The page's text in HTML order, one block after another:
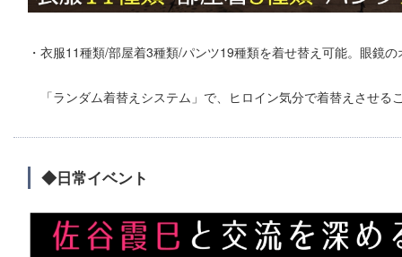
・衣服11種類/部屋着3種類/パンツ19種類を着せ替え可能。眼鏡
「ランダム着替えシステム」で、ヒロイン気分で着替えさせる
◆日常イベント